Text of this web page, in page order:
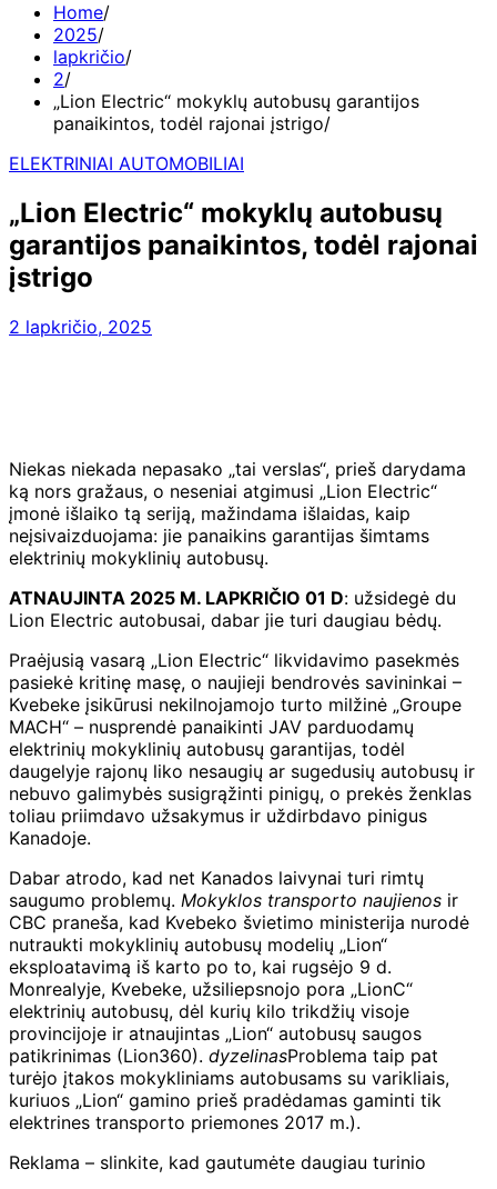
Home
2025
lapkričio
2
„Lion Electric“ mokyklų autobusų garantijos
panaikintos, todėl rajonai įstrigo
ELEKTRINIAI AUTOMOBILIAI
„Lion Electric“ mokyklų autobusų
garantijos panaikintos, todėl rajonai
įstrigo
2 lapkričio, 2025
Niekas niekada nepasako „tai verslas“, prieš darydama
ką nors gražaus, o neseniai atgimusi „Lion Electric“
įmonė išlaiko tą seriją, mažindama išlaidas, kaip
neįsivaizduojama: jie panaikins garantijas šimtams
elektrinių mokyklinių autobusų.
ATNAUJINTA 2025 M. LAPKRIČIO 01 D: užsidegė du
Lion Electric autobusai, dabar jie turi daugiau bėdų.
Praėjusią vasarą „Lion Electric“ likvidavimo pasekmės
pasiekė kritinę masę, o naujieji bendrovės savininkai –
Kvebeke įsikūrusi nekilnojamojo turto milžinė „Groupe
MACH“ – nusprendė panaikinti JAV parduodamų
elektrinių mokyklinių autobusų garantijas, todėl
daugelyje rajonų liko nesaugių ar sugedusių autobusų ir
nebuvo galimybės susigrąžinti pinigų, o prekės ženklas
toliau priimdavo užsakymus ir uždirbdavo pinigus
Kanadoje.
Dabar atrodo, kad net Kanados laivynai turi rimtų
saugumo problemų. Mokyklos transporto naujienos ir
CBC praneša, kad Kvebeko švietimo ministerija nurodė
nutraukti mokyklinių autobusų modelių „Lion“
eksploatavimą iš karto po to, kai rugsėjo 9 d.
Monrealyje, Kvebeke, užsiliepsnojo pora „LionC“
elektrinių autobusų, dėl kurių kilo trikdžių visoje
provincijoje ir atnaujintas „Lion“ autobusų saugos
patikrinimas (Lion360). dyzelinasProblema taip pat
turėjo įtakos mokykliniams autobusams su varikliais,
kuriuos „Lion“ gamino prieš pradėdamas gaminti tik
elektrines transporto priemones 2017 m.).
Reklama – slinkite, kad gautumėte daugiau turinio